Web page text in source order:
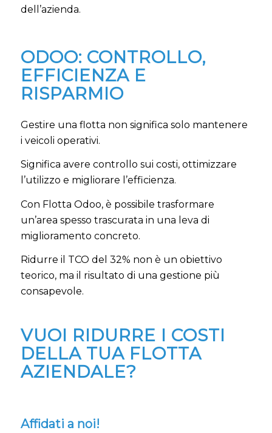
dell’azienda.
ODOO: CONTROLLO,
EFFICIENZA E
RISPARMIO
Gestire una flotta non significa solo mantenere
i veicoli operativi.
Significa avere controllo sui costi, ottimizzare
l’utilizzo e migliorare l’efficienza.
Con Flotta Odoo, è possibile trasformare
un’area spesso trascurata in una leva di
miglioramento concreto.
Ridurre il TCO del 32% non è un obiettivo
teorico, ma il risultato di una gestione più
consapevole.
VUOI RIDURRE I COSTI
DELLA TUA FLOTTA
AZIENDALE?
Affidati a noi!